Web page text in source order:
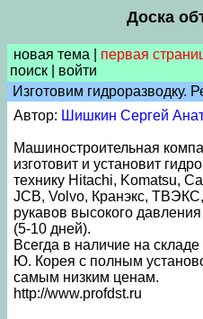
Доска
новая тема первая
поиск
войти
Изготовим гидроразводку.
Автор: Шишкин Сергей
Машиностроительная
изготовит и установит
технику Hitachi, Komatsu,
JCB, Volvo, Кранэкс,
рукавов высокого
(5-10 дней).
Всегда в наличие на
Ю. Корея с полным
самым низким ценам.
http://www.profdst.ru